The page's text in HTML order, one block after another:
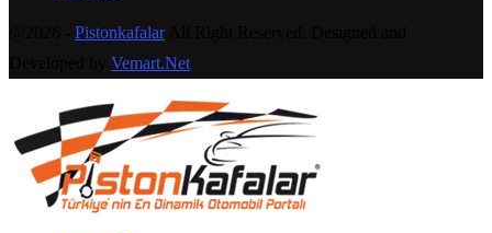
PistonkafalarAll Right Reserved. Designed and
Vemart.Net